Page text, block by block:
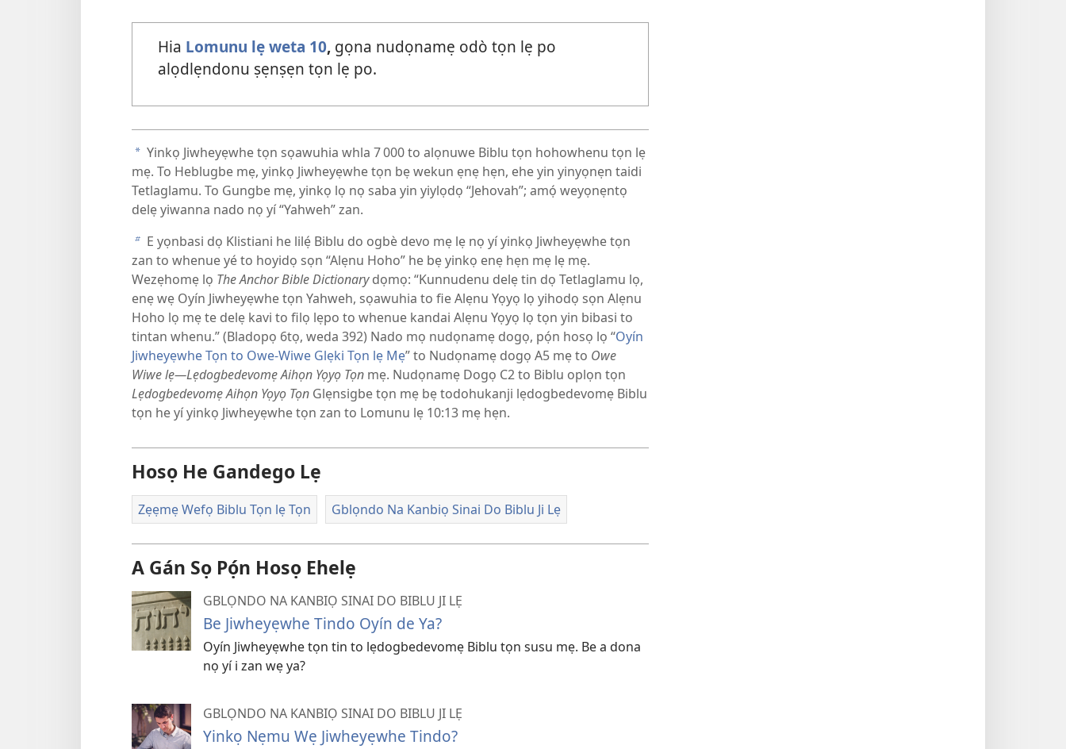
Hia Lomunu lẹ weta 10, gọna nudọnamẹ odò tọn lẹ po
alọdlẹndonu ṣẹnṣẹn tọn lẹ po.
a Yinkọ Jiwheyẹwhe tọn sọawuhia whla 7 000 to alọnuwe Biblu tọn hohowhenu tọn lẹ
mẹ. To Heblugbe mẹ, yinkọ Jiwheyẹwhe tọn bẹ wekun ẹnẹ hẹn, ehe yin yinyọnẹn taidi
Tetlaglamu. To Gungbe mẹ, yinkọ lọ nọ saba yin yiylọdọ “Jehovah”; amọ́ weyọnẹntọ
delẹ yiwanna nado nọ yí “Yahweh” zan.
b E yọnbasi dọ Klistiani he lilẹ́ Biblu do ogbè devo mẹ lẹ nọ yí yinkọ Jiwheyẹwhe tọn
zan to whenue yé to hoyidọ sọn “Alẹnu Hoho” he bẹ yinkọ enẹ hẹn mẹ lẹ mẹ.
Wezẹhomẹ lọ The Anchor Bible Dictionarydọmọ: “Kunnudenu delẹ tin dọ Tetlaglamu lọ,
enẹ wẹ Oyín Jiwheyẹwhe tọn Yahweh, sọawuhia to fie Alẹnu Yọyọ lọ yihodọ sọn Alẹnu
Hoho lọ mẹ te delẹ kavi to filọ lẹpo to whenue kandai Alẹnu Yọyọ lọ tọn yin bibasi to
tintan whenu.” (Bladopọ 6tọ, weda 392) Nado mọ nudọnamẹ dogọ, pọ́n hosọ lọ “Oyín
Jiwheyẹwhe Tọn to Owe-Wiwe Glẹki Tọn lẹ Mẹ” to Nudọnamẹ dogọ A5 mẹ to Owe
Wiwe lẹ—Lẹdogbedevomẹ Aihọn Yọyọ Tọn mẹ. Nudọnamẹ Dogọ C2 to Biblu oplọn tọn
Lẹdogbedevomẹ Aihọn Yọyọ Tọn Glẹnsigbe tọn mẹ bẹ todohukanji lẹdogbedevomẹ Biblu
tọn he yí yinkọ Jiwheyẹwhe tọn zan to Lomunu lẹ 10:13 mẹ hẹn.
Hosọ He Gandego Lẹ
Zẹẹmẹ Wefọ Biblu Tọn lẹ Tọn Gblọndo Na Kanbiọ Sinai Do Biblu Ji Lẹ
A Gán Sọ Pọ́n Hosọ Ehelẹ
GBLỌNDO NA KANBIỌ SINAI DO BIBLU JI LẸ
Be Jiwheyẹwhe Tindo Oyín de Ya?
Oyín Jiwheyẹwhe tọn tin to lẹdogbedevomẹ Biblu tọn susu mẹ. Be a dona
nọ yí i zan wẹ ya?
GBLỌNDO NA KANBIỌ SINAI DO BIBLU JI LẸ
Yinkọ Nẹmu Wẹ Jiwheyẹwhe Tindo?